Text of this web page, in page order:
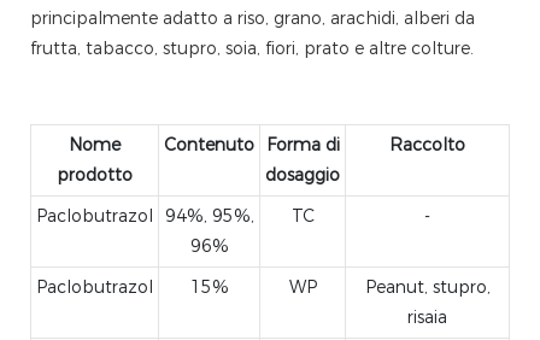
principalmente adatto a riso, grano, arachidi, alberi da
frutta, tabacco, stupro, soia, fiori, prato e altre colture.
Nome
prodotto
Contenuto
Forma di
dosaggio
Raccolto
Paclobutrazol
94%, 95%,
96%
TC -
Paclobutrazol 15% WP
Peanut, stupro,
risaia